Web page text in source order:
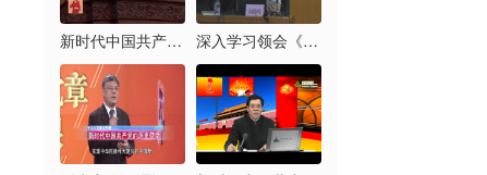
新时代中国共产党的历... 深入学习领会《习近平...